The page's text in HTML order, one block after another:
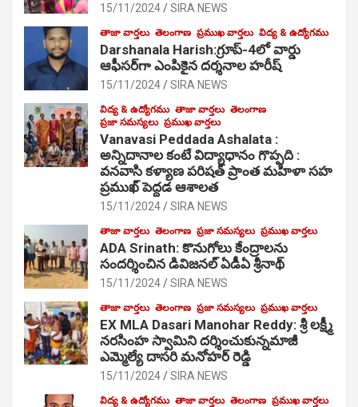
15/11/2024 SIRA NEWS
తాజా వార్తలు తెలంగాణ ప్రముఖ వార్తలు విద్య & ఉద్యోగము
Darshanala Harish:గ్రూప్-4లో వార్డు
ఆఫీసర్‌గా ఎంపికైన దర్శనాల హరీష్
15/11/2024 SIRA NEWS
విద్య & ఉద్యోగము తాజా వార్తలు తెలంగాణ
ప్రజా సమస్యలు ప్రముఖ వార్తలు
Vanavasi Peddada Ashalata :
అన్నిదానాల కంటే విద్యాధానం గొప్పది :
వనవాసి కళ్యాణ పరిషత్ ప్రాంత మహిళా సహ
ప్రముఖ్ పెద్దడ ఆశాలత
15/11/2024 SIRA NEWS
తాజా వార్తలు తెలంగాణ ప్రజా సమస్యలు ప్రముఖ వార్తలు
ADA Srinath: కొనుగోలు కేంద్రాల‌ను
సంద‌ర్శించిన డివిజనల్ ఏడీఏ శ్రీనాథ్
15/11/2024 SIRA NEWS
తాజా వార్తలు తెలంగాణ ప్రజా సమస్యలు ప్రముఖ వార్తలు
EX MLA Dasari Manohar Reddy: శ్రీ లక్ష్మీ
నరసింహ స్వామిని దర్శించుకున్నమాజీ
ఎమ్మెల్యే దాసరి మనోహర్ రెడ్డి
15/11/2024 SIRA NEWS
విద్య & ఉద్యోగము తాజా వార్తలు తెలంగాణ ప్రముఖ వార్తలు